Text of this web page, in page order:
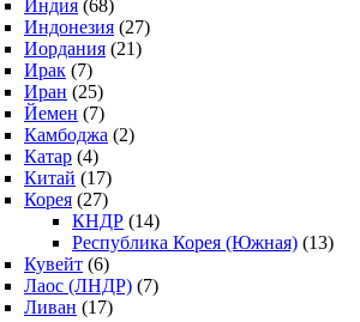
Индия (68)
Индонезия (27)
Иордания (21)
Ирак (7)
Иран (25)
Йемен (7)
Камбоджа (2)
Катар (4)
Китай (17)
Корея (27)
КНДР (14)
Республика Корея (Южная) (13)
Кувейт (6)
Лаос (ЛНДР) (7)
Ливан (17)